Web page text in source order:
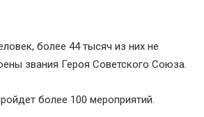
более 44 тысяч из них не
звания Героя Советского Союза.
более 100 мероприятий.